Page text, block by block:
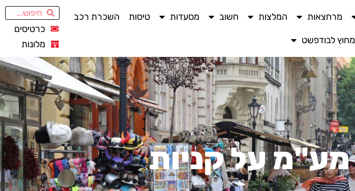
מרחצאות המלצות חשוב מסעדות טיסות השכרת רכב
מחוץ לבודפשט
כרטיסים
מלונות
מע"מ על קניות